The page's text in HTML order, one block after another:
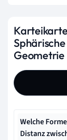
Sphärische
Geometrie
Welche
Distanz